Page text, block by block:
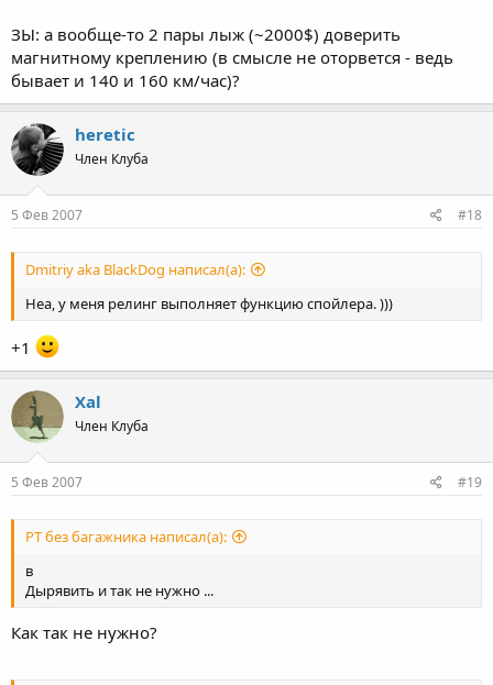
ЗЫ: а вообще-то 2 пары лыж (~2000$) доверить
магнитному креплению (в смысле не оторвется - ведь
бывает и 140 и 160 км/час)?
heretic
Член Клуба
5 Фев 2007 #18
Dmitriy aka BlackDog написал(а):
Неа, у меня релинг выполняет функцию спойлера. )))
+1
Xal
Член Клуба
5 Фев 2007 #19
PT без багажника написал(а):
в
Дырявить и так не нужно ...
Как так не нужно?